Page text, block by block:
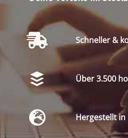
Schneller &
Über 3.500
Hergestellt in